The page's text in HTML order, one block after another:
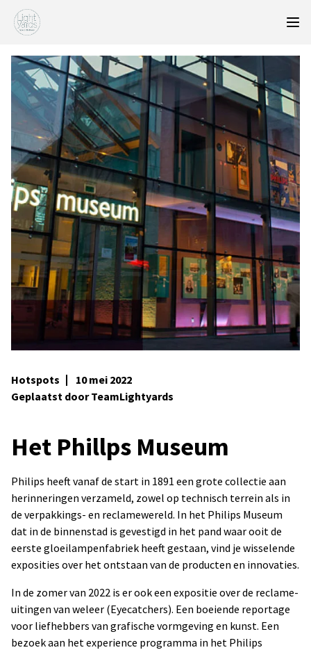
Hotspots
10 mei 2022
Geplaatst door TeamLightyards
Het Phillps Museum
Philips heeft vanaf de start in 1891 een grote collectie aan
herinneringen verzameld, zowel op technisch terrein als in
de verpakkings- en reclamewereld. In het Philips Museum
dat in de binnenstad is gevestigd in het pand waar ooit de
eerste gloeilampenfabriek heeft gestaan, vind je wisselende
exposities over het ontstaan van de producten en innovaties.
In de zomer van 2022 is er ook een expositie over de reclame-
uitingen van weleer (Eyecatchers). Een boeiende reportage
voor liefhebbers van grafische vormgeving en kunst. Een
bezoek aan het experience programma in het Philips